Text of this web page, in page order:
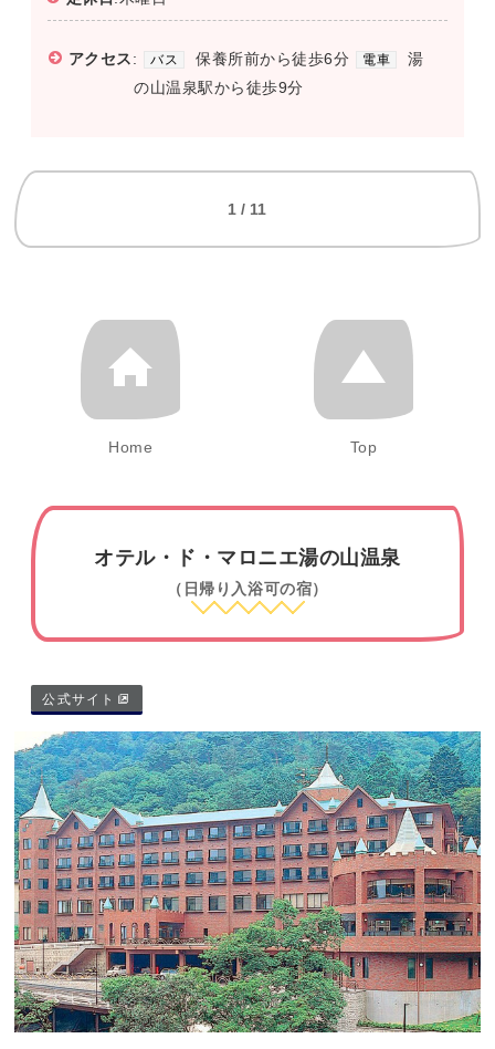
アクセス: バス 保養所前から徒歩6分 電車
湯
の山温泉駅から徒歩9分
1 / 11
Home Top
オテル・ド・マロニエ湯の山温泉
（日帰り入浴可の宿）
公式サイト